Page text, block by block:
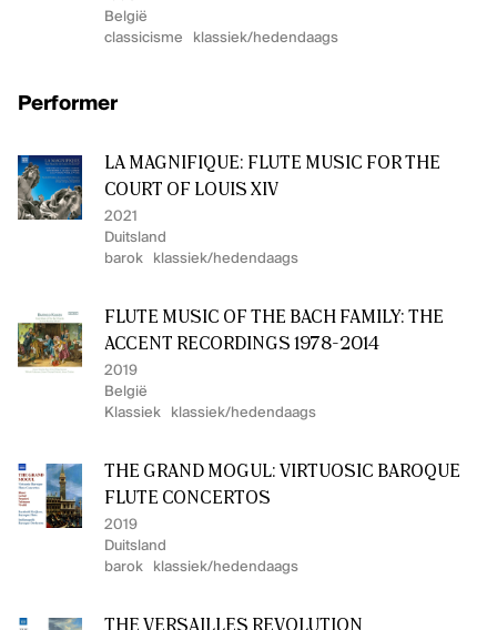
België
classicisme
klassiek/hedendaags
Performer
LA MAGNIFIQUE: FLUTE MUSIC FOR THE
COURT OF LOUIS XIV
2021
Duitsland
barok
klassiek/hedendaags
FLUTE MUSIC OF THE BACH FAMILY: THE
ACCENT RECORDINGS 1978-2014
2019
België
Klassiek
klassiek/hedendaags
THE GRAND MOGUL: VIRTUOSIC BAROQUE
FLUTE CONCERTOS
2019
Duitsland
barok
klassiek/hedendaags